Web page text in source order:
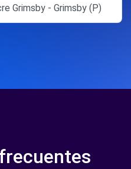
Grimsby - Grimsby (P)